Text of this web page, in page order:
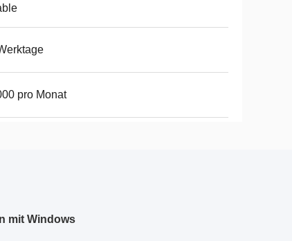
pro Monat
mit Windows